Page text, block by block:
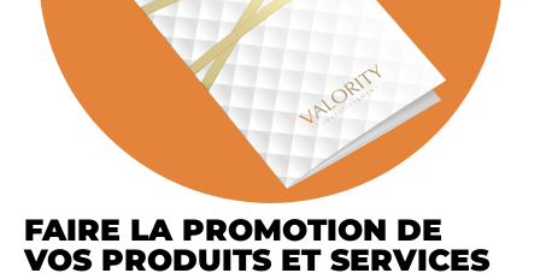
FAIRE LA PROMOTION DE
VOS PRODUITS ET SERVICES